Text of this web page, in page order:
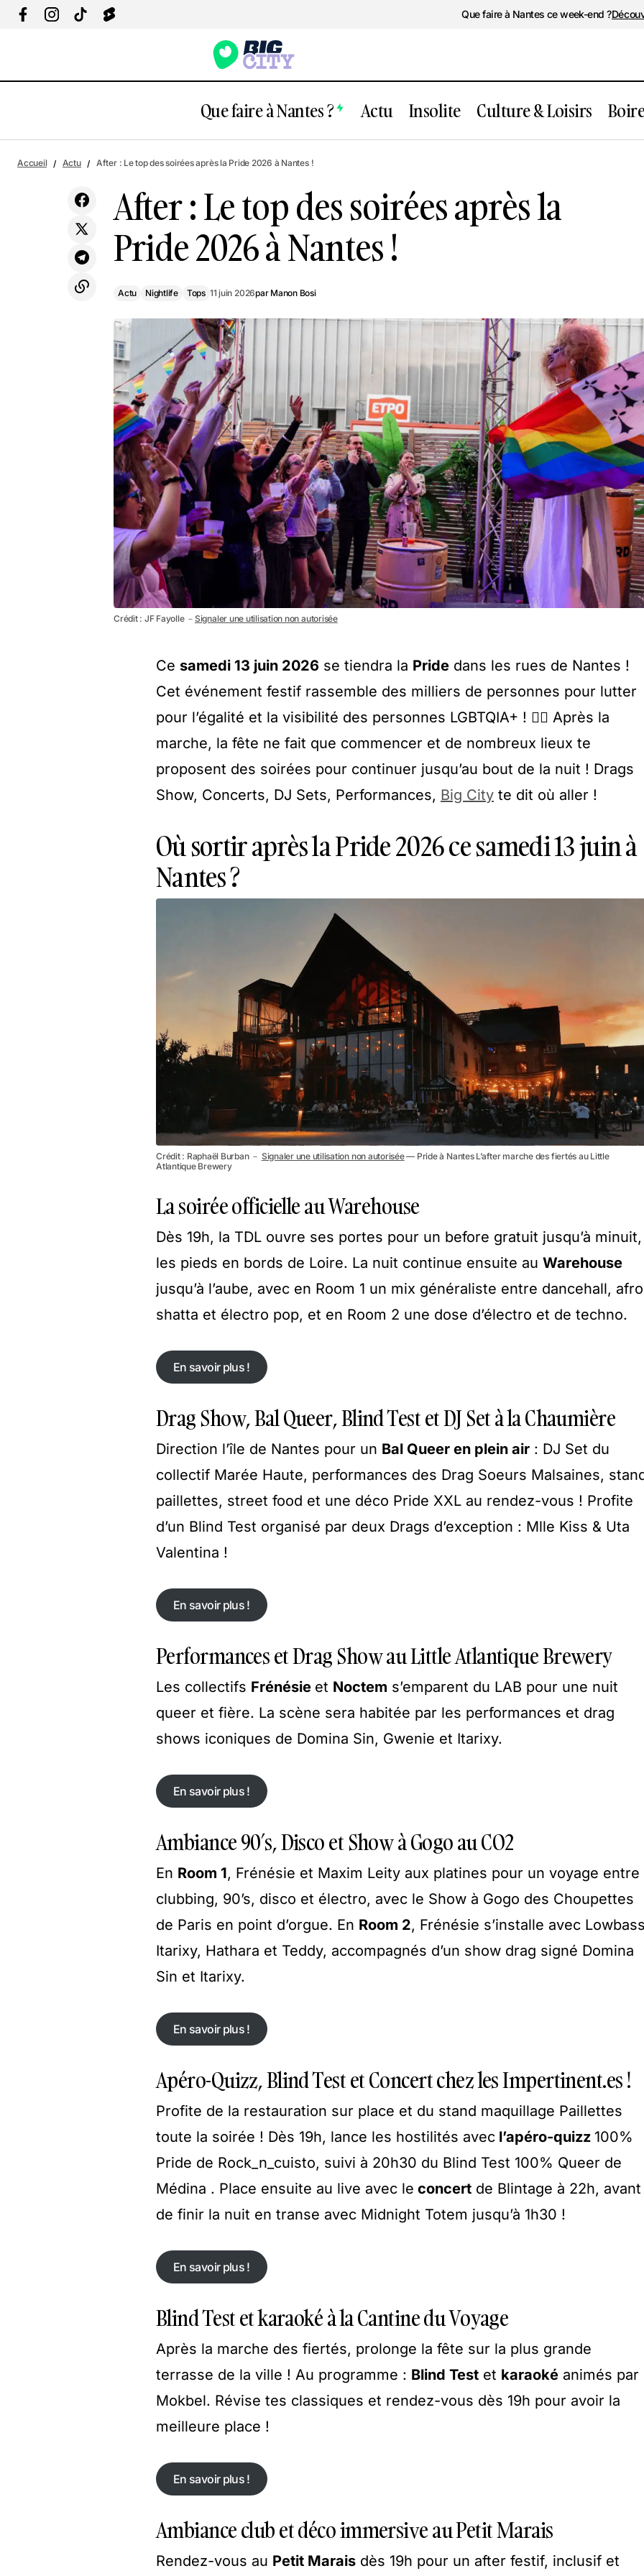
Que faire à Nantes ce week-end ?
Que faire à Nantes ? Actu Insolite Culture & Loisirs
Insolite : une grosse fête depuis les
balcons dans cette rue animée à Nantes !
Actu
Nightlife
Accueil Actu After : Le top des soirées après la Pride 2026 à Nantes !
After : Le top des soirées après la
Pride 2026 à Nantes !
Actu Nightlife Tops 11 juin 2026par Manon Bosi
Crédit : JF Fayolle － Signaler une utilisation non autorisée
Ce samedi 13 juin 2026 se tiendra la Pride dans les rues de Nantes !
Cet événement festif rassemble des milliers de personnes pour lutter
pour l’égalité et la visibilité des personnes LGBTQIA+ ! 🏳️‍🌈 Après la
marche, la fête ne fait que commencer et de nombreux lieux te
proposent des soirées pour continuer jusqu’au bout de la nuit ! Drags
Show, Concerts, DJ Sets, Performances, Big City te dit où aller !
Où sortir après la Pride 2026 ce samedi 13 juin à
Nantes ?
Crédit : Raphaël Burban － Signaler une utilisation non autorisée— Pride à Nantes L’after marche des fiertés au Little
Atlantique Brewery
La soirée officielle au Warehouse
Dès 19h, la TDL ouvre ses portes pour un before gratuit jusqu’à minuit,
les pieds en bords de Loire. La nuit continue ensuite au Warehouse
jusqu’à l’aube, avec en Room 1 un mix généraliste entre dancehall,
shatta et électro pop, et en Room 2 une dose d’électro et de techno.
En savoir plus !
En savoir plus !
Drag Show, Bal Queer, Blind Test et DJ Set à la Chaumière
Direction l’île de Nantes pour un Bal Queer en plein air : DJ Set du
collectif Marée Haute, performances des Drag Soeurs Malsaines,
paillettes, street food et une déco Pride XXL au rendez-vous ! Profite
d’un Blind Test organisé par deux Drags d’exception : Mlle Kiss & Uta
Valentina !
En savoir plus !
En savoir plus !
Performances et Drag Show au Little Atlantique Brewery
Les collectifs Frénésie et Noctem s’emparent du LAB pour une nuit
queer et fière. La scène sera habitée par les performances et drag
shows iconiques de Domina Sin, Gwenie et Itarixy.
En savoir plus !
En savoir plus !
Ambiance 90’s, Disco et Show à Gogo au CO2
En Room 1, Frénésie et Maxim Leity aux platines pour un voyage entre
clubbing, 90’s, disco et électro, avec le Show à Gogo des Choupettes
de Paris en point d’orgue. En Room 2, Frénésie s’installe avec
Itarixy, Hathara et Teddy, accompagnés d’un show drag signé Domina
Sin et Itarixy.
En savoir plus !
En savoir plus !
Apéro-Quizz, Blind Test et Concert chez les Impertinent.es !
Profite de la restauration sur place et du stand maquillage Paillettes
toute la soirée ! Dès 19h, lance les hostilités avec l’apéro-quizz 100%
Pride de Rock_n_cuisto, suivi à 20h30 du Blind Test 100% Queer de
Médina . Place ensuite au live avec le concert de Blintage à 22h, avant
de finir la nuit en transe avec Midnight Totem jusqu’à 1h30 !
En savoir plus !
En savoir plus !
Blind Test et karaoké à la Cantine du Voyage
Après la marche des fiertés, prolonge la fête sur la plus grande
terrasse de la ville ! Au programme : Blind Test et karaoké animés par
Mokbel. Révise tes classiques et rendez-vous dès 19h pour avoir la
meilleure place !
En savoir plus !
En savoir plus !
Ambiance club et déco immersive au Petit Marais
Rendez-vous au Petit Marais dès 19h pour un after festif, inclusif et